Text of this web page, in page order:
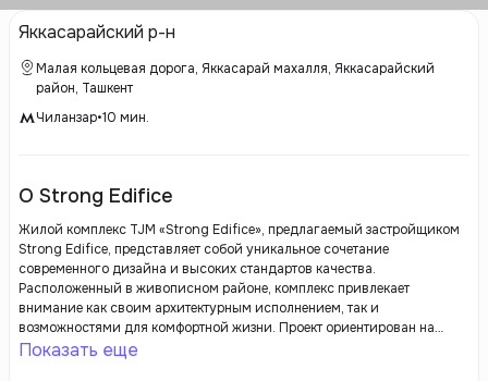
Яккасарайский р-н
Малая кольцевая дорога, Яккасарай махалля, Яккасарайский
район, Ташкент
Чиланзар•10 мин.
О Strong Edifice
Жилой комплекс TJM «Strong Edifice», предлагаемый застройщиком
Strong Edifice, представляет собой уникальное сочетание
современного дизайна и высоких стандартов качества.
Расположенный в живописном районе, комплекс привлекает
внимание как своим архитектурным исполнением, так и
возможностями для комфортной жизни. Проект ориентирован на
создание уютного пространства для проживания, где каждый
Показать еще